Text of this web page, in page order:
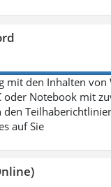
mit den Inhalten
oder Notebook mit
den
auf Sie